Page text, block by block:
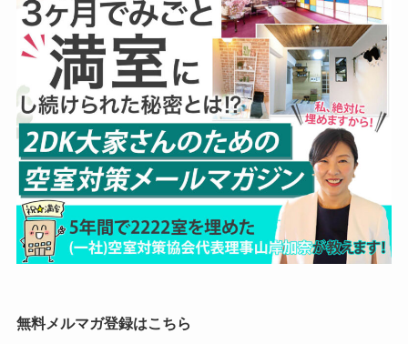
無料メルマガ登録はこちら